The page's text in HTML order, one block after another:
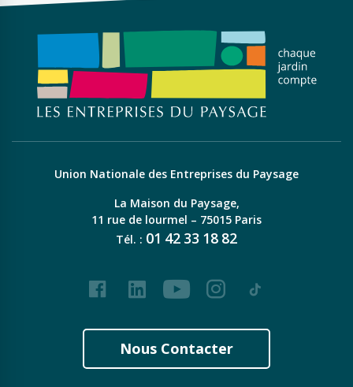
Union Nationale des Entreprises du Paysage
La Maison du Paysage,
11 rue de lourmel – 75015 Paris
Tél. : 01 42 33 18 82
FacebookLinkedInYoutubeInstagram
Tiktok
Nous Contacter